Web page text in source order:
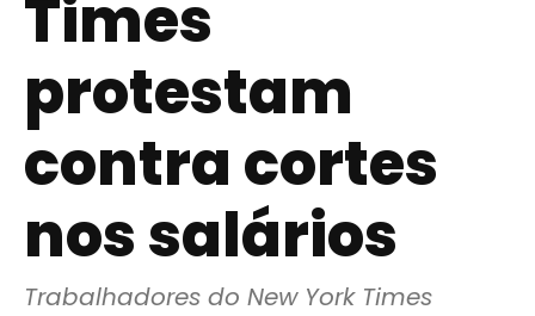
Times
protestam
contra cortes
nos salários
Trabalhadores do New York Times